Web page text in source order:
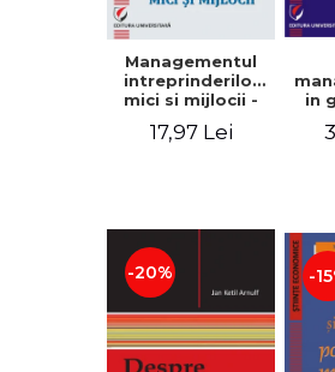
Managementul
intreprinderilor
mici si mijlocii -
Elena David,
Mihaela-Mirela
17,97 Lei
in
-20% -